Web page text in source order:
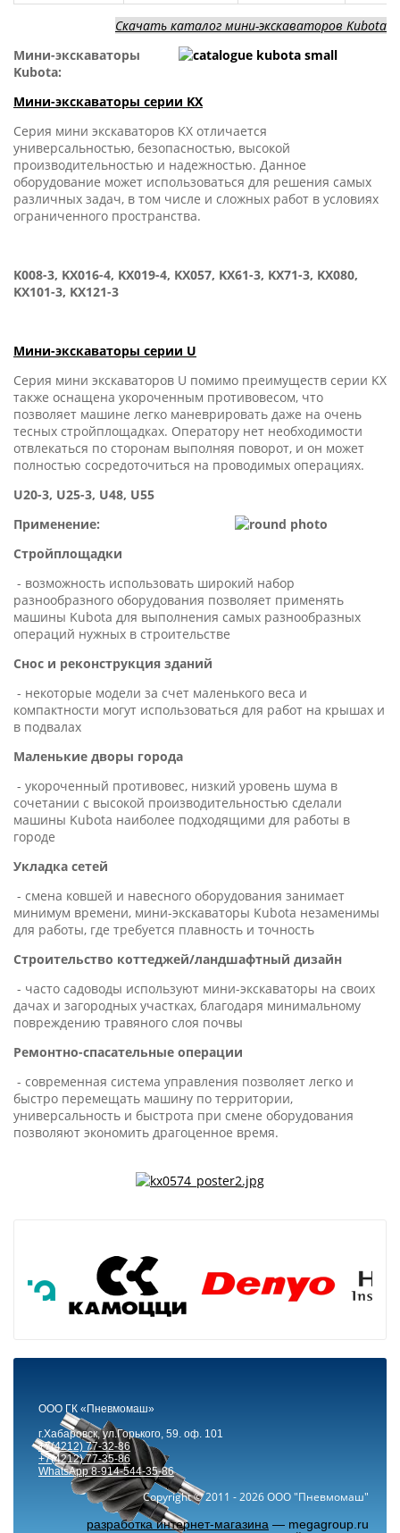
Скачать каталог мини-экскаваторов Kubota
Мини-экскаваторы
Kubota:
Мини-экскаваторы серии KX
Серия мини экскаваторов KX отличается
универсальностью, безопасностью, высокой
производительностью и надежностью. Данное
оборудование может использоваться для решения самых
различных задач, в том числе и сложных работ в условиях
ограниченного пространства.
K008-3, KX016-4, KX019-4, KX057, KX61-3, KX71-3, KX080,
KX101-3, KX121-3
Мини-экскаваторы серии U
Серия мини экскаваторов U помимо преимуществ серии KX
также оснащена укороченным противовесом, что
позволяет машине легко маневрировать даже на очень
тесных стройплощадках. Оператору нет необходимости
отвлекаться по сторонам выполняя поворот, и он может
полностью сосредоточиться на проводимых операциях.
U20-3, U25-3, U48, U55
Применение:
Стройплощадки
- возможность использовать широкий набор
разнообразного оборудования позволяет применять
машины Kubota для выполнения самых разнообразных
операций нужных в строительстве
Снос и реконструкция зданий
- некоторые модели за счет маленького веса и
компактности могут использоваться для работ на крышах и
в подвалах
Маленькие дворы города
- укороченный противовес, низкий уровень шума в
сочетании с высокой производительностью сделали
машины Kubota наиболее подходящими для работы в
городе
Укладка сетей
- смена ковшей и навесного оборудования занимает
минимум времени, мини-экскаваторы Kubota незаменимы
для работы, где требуется плавность и точность
Строительство коттеджей/ландшафтный дизайн
- часто садоводы используют мини-экскаваторы на своих
дачах и загородных участках, благодаря минимальному
повреждению травяного слоя почвы
Ремонтно-спасательные операции
- современная система управления позволяет легко и
быстро перемещать машину по территории,
универсальность и быстрота при смене оборудования
позволяют экономить драгоценное время.
ООО ГК «Пневмомаш»
г.Хабаровск,ул.Горького, 59. оф. 101
+7(4212) 77-32-86
+7(4212) 77-35-86
WhatsApp 8-914-544-35-86
Copyright © 2011 - 2026 ООО "Пневмомаш"
разработка интернет-магазина — megagroup.ru